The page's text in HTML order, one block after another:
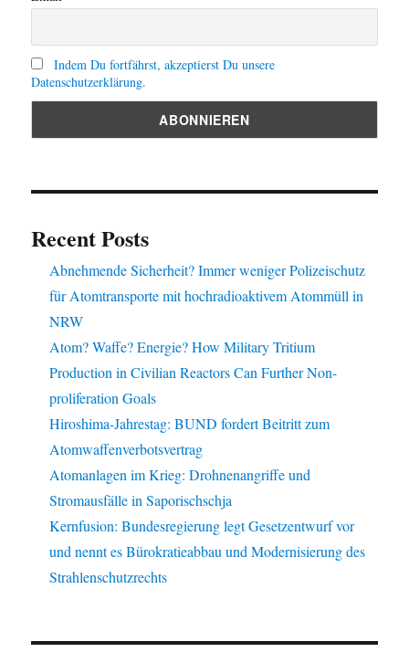
Indem Du fortfährst, akzeptierst Du unsere
Datenschutzerklärung.
Recent Posts
Abnehmende Sicherheit? Immer weniger Polizeischutz
für Atomtransporte mit hochradioaktivem Atommüll in
NRW
Atom? Waffe? Energie? How Military Tritium
Production in Civilian Reactors Can Further Non-
proliferation Goals
Hiroshima-Jahrestag: BUND fordert Beitritt zum
Atomwaffenverbotsvertrag
Atomanlagen im Krieg: Drohnenangriffe und
Stromausfälle in Saporischschja
Kernfusion: Bundesregierung legt Gesetzentwurf vor
und nennt es Bürokratieabbau und Modernisierung des
Strahlenschutzrechts